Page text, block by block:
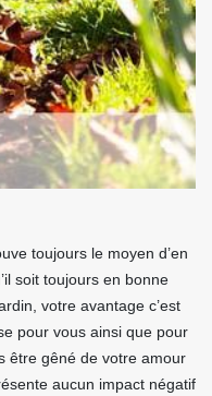
toujours le moyen d’en
soit toujours en bonne
votre avantage c’est
pour vous ainsi que pour
être gêné de votre amour
aucun impact négatif